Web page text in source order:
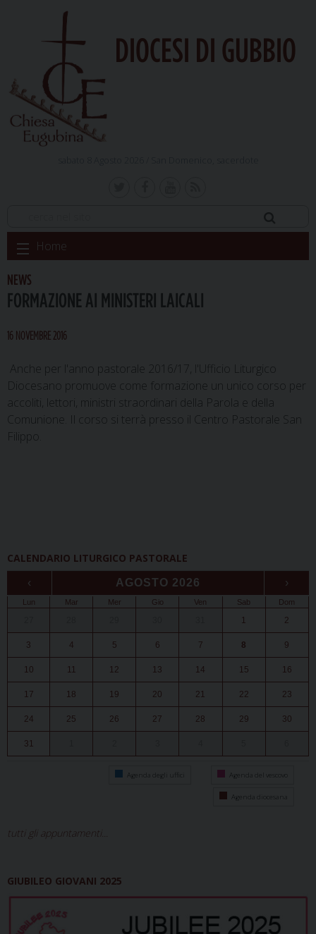
DIOCESI DI GUBBIO
Skip
to
content
Home
NEWS
FORMAZIONE AI MINISTERI LAICALI
16 NOVEMBRE 2016
Anche per l'anno pastorale 2016/17, l'Ufficio Liturgico
Diocesano promuove come formazione un unico corso per
accoliti, lettori, ministri straordinari della Parola e della
Comunione. Il corso si terrà presso il Centro Pastorale San
Filippo.
CALENDARIO LITURGICO PASTORALE
‹ AGOSTO 2026 ›
Lun Mar Mer Gio Ven Sab Dom
1 2
3 4 5 6 7 8 9
10 11 12 13 14 15 16
17 18 19 20 21 22 23
24 25 26 27 28 29 30
31
Agenda degli uffici Agenda del vescovo
Agenda diocesana
tutti gli appuntamenti...
GIUBILEO GIOVANI 2025